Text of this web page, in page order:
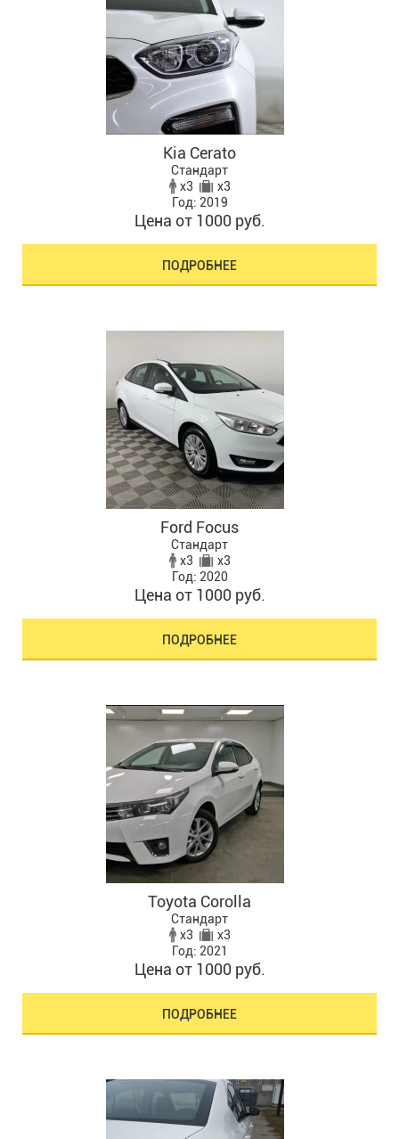
Kia Cerato
Стандарт
x3
x3
Год: 2019
Цена от 1000 руб.
ПОДРОБНЕЕ
Ford Focus
Стандарт
x3
x3
Год: 2020
Цена от 1000 руб.
ПОДРОБНЕЕ
Toyota Corolla
Стандарт
x3
x3
Год: 2021
Цена от 1000 руб.
ПОДРОБНЕЕ